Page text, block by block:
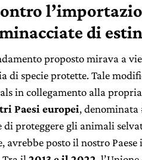
di
proposto mirava a
di specie protette. Tale
in collegamento alla
Paesi europei, denominata
di proteggere gli animali
avrebbe posto il nostro